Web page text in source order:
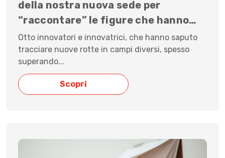
della nostra nuova sede per
“raccontare” le figure che hanno…
Otto innovatori e innovatrici, che hanno saputo
tracciare nuove rotte in campi diversi, spesso
superando...
Scopri